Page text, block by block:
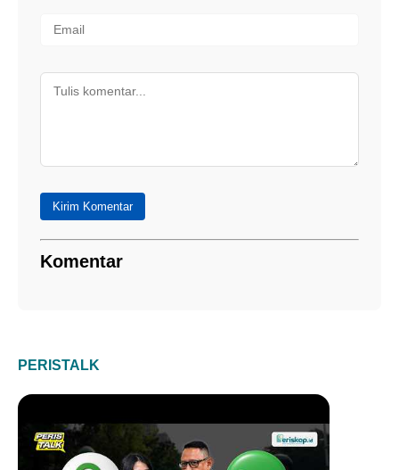
Kirim Komentar
Komentar
PERISTALK